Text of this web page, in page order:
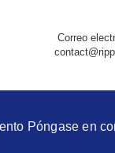
Correo
Póngase en